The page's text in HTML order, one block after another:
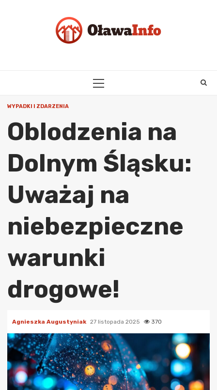
PRIMARY
WYPADKI I ZDARZENIA
Oblodzenia na
Dolnym Śląsku:
Uważaj na
niebezpieczne
warunki
drogowe!
Agnieszka Augustyniak 27 listopada 2025 370